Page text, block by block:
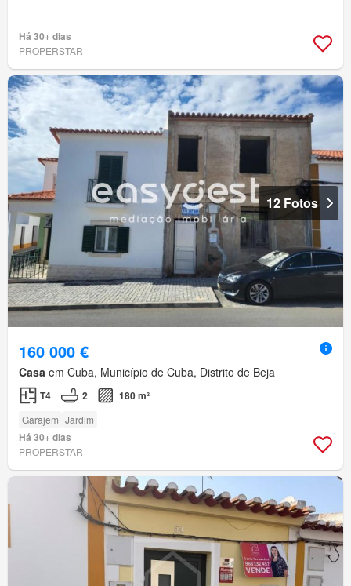
Há 30+ dias
PROPERSTAR
12 Fotos
160 000 €
Casa em Cuba, Município de Cuba, Distrito de Beja
T4 2 180 m²
Garajem Jardim
Há 30+ dias
PROPERSTAR